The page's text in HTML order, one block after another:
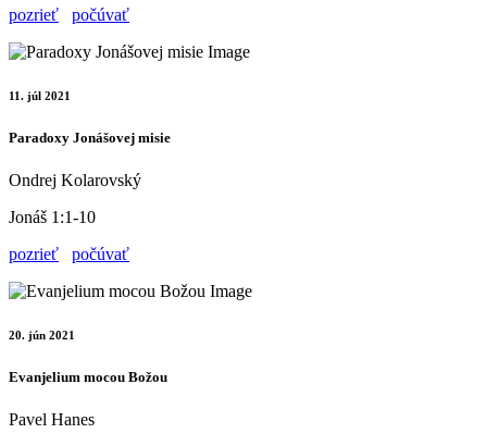
pozrieť počúvať
11. júl 2021
Paradoxy Jonášovej misie
Ondrej Kolarovský
Jonáš 1:1-10
pozrieť
počúvať
20. jún 2021
Evanjelium mocou Božou
Pavel Hanes